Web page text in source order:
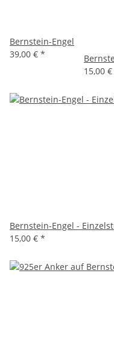
Bernstein-Engel
39,00 € *
15,00 €
Bernstein-Engel -
15,00 € *